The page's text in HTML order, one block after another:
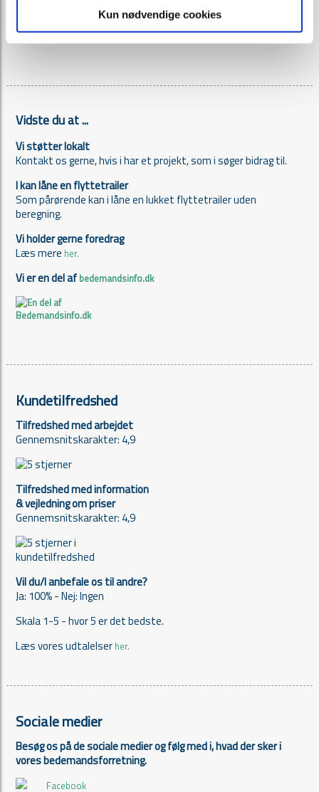
Kun nødvendige cookies
Vidste du at ...
Vi støtter lokalt
Kontakt os gerne, hvis i har et projekt, som i søger bidrag til.
I kan låne en flyttetrailer
Som pårørende kan i låne en lukket flyttetrailer uden
beregning.
Vi holder gerne foredrag
Læs mere her.
Vi er en del afbedemandsinfo.dk
Kundetilfredshed
Tilfredshed med arbejdet
Gennemsnitskarakter: 4,9
Tilfredshed med information
& vejledning om priser
Gennemsnitskarakter: 4,9
Vil du/I anbefale os til andre?
Ja: 100% - Nej: Ingen
Skala 1-5 - hvor 5 er det bedste.
Læs vores udtalelserher.
Sociale medier
Besøg os på de sociale medier og følg med i, hvad der sker i
vores bedemandsforretning.
Facebook